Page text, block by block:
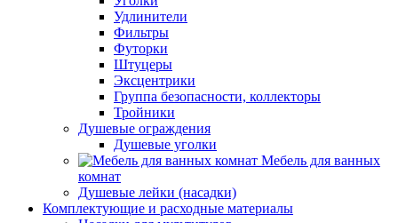
Удлинители
Фильтры
Футорки
Штуцеры
Эксцентрики
Группа безопасности, коллекторы
Тройники
Душевые ограждения
Душевые уголки
Мебель для ванных
комнат
Душевые лейки (насадки)
Комплектующие и расходные материалы